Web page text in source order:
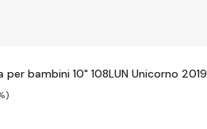
bambini 10" 108LUN Unicorno 2019